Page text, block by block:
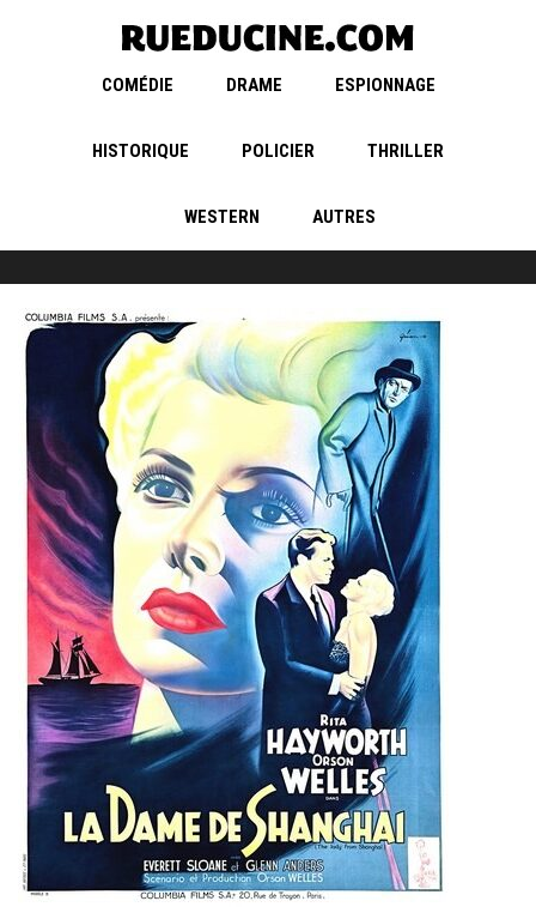
COMÉDIE DRAME ESPIONNAGE
HISTORIQUE POLICIER THRILLER
WESTERN AUTRES